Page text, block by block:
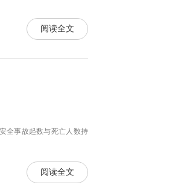
阅读全文
全事故起数与死亡人数持
阅读全文